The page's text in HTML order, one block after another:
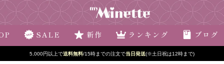
SALE 新作 ランキング ブログ
5,000円以上で送料無料/15時までの注文で当日発送(※土日祝は12時まで)